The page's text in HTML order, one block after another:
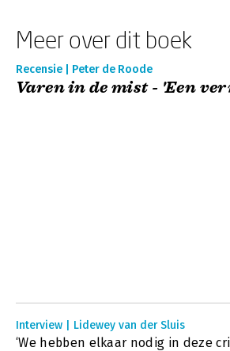
Meer over dit boek
Recensie | Peter de Roode
Varen in de mist - 'Een
Interview | Lidewey van der Sluis
‘We hebben elkaar nodig in deze